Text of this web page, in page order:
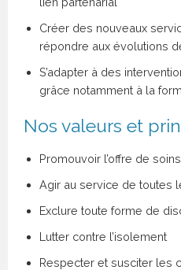
Créer des nouveaux
répondre aux évolutions
S’adapter à des
grâce notamment à la
Nos valeurs et
Promouvoir l’offre de
Agir au service de toutes
Exclure toute forme de
Lutter contre l’isolement
Respecter et susciter les